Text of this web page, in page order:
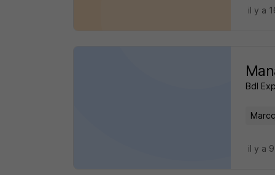
il y a
Bdl
il y a